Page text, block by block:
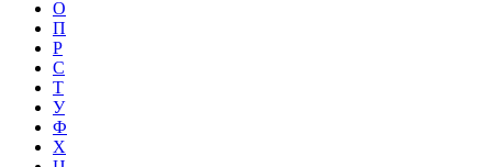
О
П
Р
С
Т
У
Ф
Х